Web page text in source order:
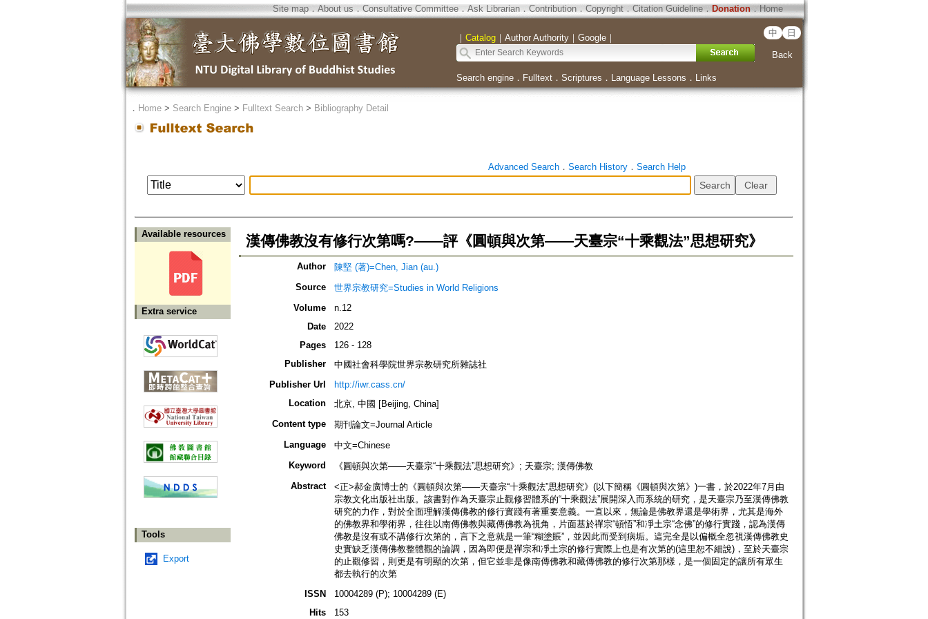
Site map．About us ． Consultative Committee． Ask Librarian． Contribution．Copyright．Citation Guideline． Donation．Home
｜ Catalog｜ Author Authority｜ Google｜ 中 日
Back
Search engine． Fulltext． Scriptures ． Language Lessons ． Links
． Home> Search Engine> Fulltext Search> Bibliography Detail
Advanced Search． Search History． Search Help
Available resources
Extra service
Tools
Export
漢傳佛教沒有修行次第嗎?——評《圓頓與次第——天臺宗“十乘觀法”思想研究》
Author
陳堅 (著)=Chen, Jian (au.)
Source
世界宗教研究=Studies in World Religions
Volume
n.12
Date
2022
Pages
126 - 128
Publisher
中國社會科學院世界宗教研究所雜誌社
Publisher Url
http://iwr.cass.cn/
Location
北京, 中國 [Beijing, China]
Content type
期刊論文=Journal Article
Language
中文=Chinese
Keyword
《圓頓與次第——天臺宗“十乘觀法”思想研究》; 天臺宗; 漢傳佛教
Abstract
<正>郝金廣博士的《圓頓與次第——天臺宗“十乘觀法”思想研究》(以下簡稱《圓頓與次第》)一書，於2022年7月由
宗教文化出版社出版。該書對作為天臺宗止觀修習體系的“十乘觀法”展開深入而系統的研究，是天臺宗乃至漢傳佛教
研究的力作，對於全面理解漢傳佛教的修行實踐有著重要意義。一直以來，無論是佛教界還是學術界，尤其是海外
的佛教界和學術界，往往以南傳佛教與藏傳佛教為視角，片面基於禪宗“頓悟”和凈土宗“念佛”的修行實踐，認為漢傳
佛教是沒有或不講修行次第的，言下之意就是一筆“糊塗賬”，並因此而受到病垢。這完全是以偏概全忽視漢傳佛教史
史實缺乏漢傳佛教整體觀的論調，因為即便是禪宗和凈土宗的修行實際上也是有次第的(這里恕不細說)，至於天臺宗
的止觀修習，則更是有明顯的次第，但它並非是像南傳佛教和藏傳佛教的修行次第那樣，是一個固定的讓所有眾生
都去執行的次第
ISSN
10004289 (P); 10004289 (E)
Hits
153